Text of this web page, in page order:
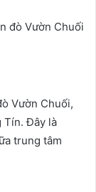
đò Vườn Chuối
Vườn Chuối,
Tín. Đây là
trung tâm